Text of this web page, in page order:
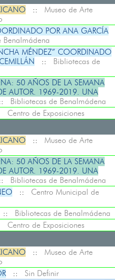
:: Museo de Arte
POR ANA GARCÍA
Benalmádena
MÉNDEZ” COORDINADO
:: Bibliotecas de
50 AÑOS DE LA SEMANA
AUTOR. 1969-2019. UNA
Bibliotecas de Benalmádena
Centro de Exposiciones
:: Museo de Arte
50 AÑOS DE LA SEMANA
AUTOR. 1969-2019. UNA
Bibliotecas de Benalmádena
:: Centro Municipal de
:: Bibliotecas de Benalmádena
Centro de Exposiciones
:: Museo de Arte
:: Sin Definir